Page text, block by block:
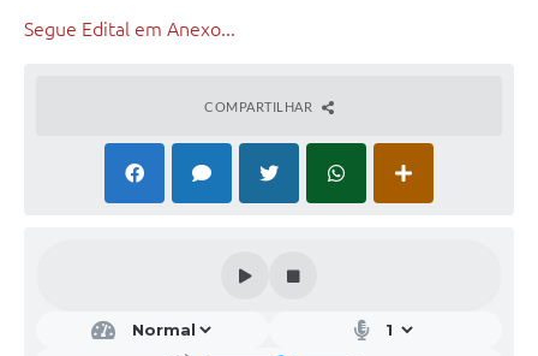
Segue Edital em Anexo...
COMPARTILHAR